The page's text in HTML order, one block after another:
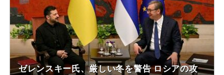
ゼレンスキー氏、厳しい冬を警告 ロシアの攻